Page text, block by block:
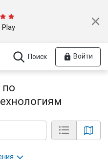
Play
Поиск Войти
по